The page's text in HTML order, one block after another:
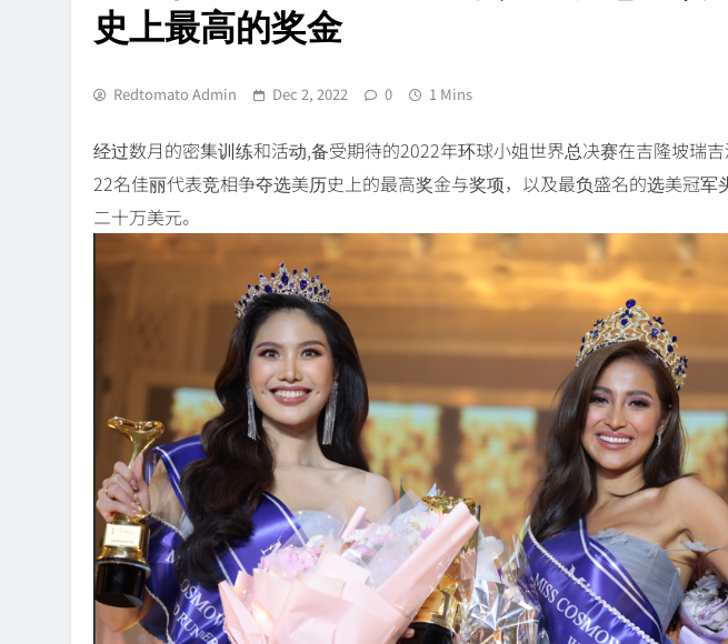
史上最高的奖金
Redtomato Admin Dec 2, 2022 0 1 Mins
经过数月的密集训练和活动,备受期待的2022年环球小姐世界总决赛在吉隆坡瑞
22名佳丽代表竞相争夺选美历史上的最高奖金与奖项，以及最负盛名的选美冠军
二十万美元。